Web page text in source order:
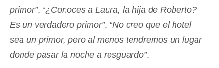
primor”, “¿Conoces a Laura, la hija de Roberto?
Es un verdadero primor”, “No creo que el hotel
sea un primor, pero al menos tendremos un lugar
donde pasar la noche a resguardo”.